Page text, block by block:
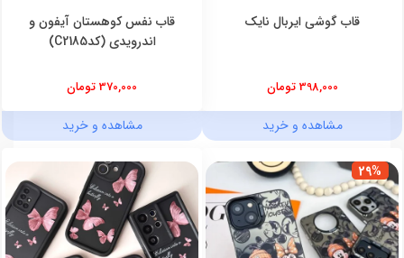
قاب گوشی ایربال نایک
398,000 تومان
مشاهده و خرید
قاب نفس کوهستان آیفون و
اندرویدی (کدC2185)
370,000 تومان
مشاهده و خرید
29%